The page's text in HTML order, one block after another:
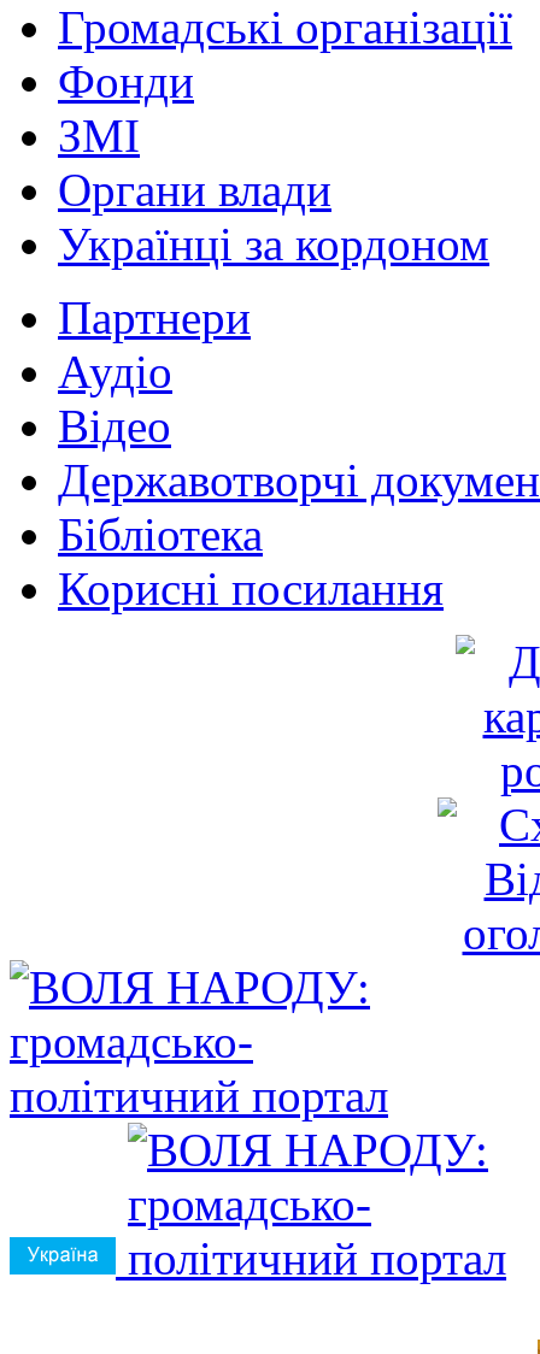
Громадські організації
Фонди
ЗМІ
Органи влади
Українці за кордоном
Партнери
Аудіо
Відео
Державотворчі
Бібліотека
Корисні посилання